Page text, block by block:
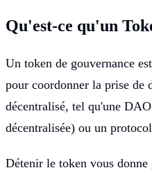
Qu'est-ce qu'un
Un token de gouvernance
pour coordonner la prise de
décentralisé, tel qu'une
décentralisée) ou un
Détenir le token vous